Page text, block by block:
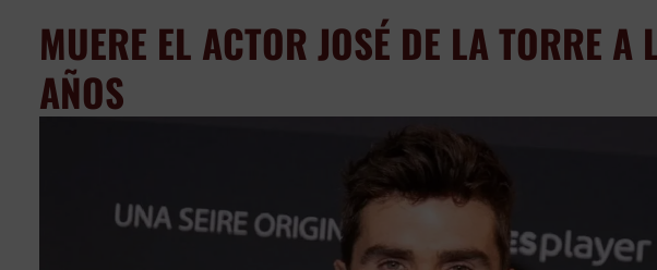
MUERE EL ACTOR JOSÉ DE LA TORRE A
AÑOS